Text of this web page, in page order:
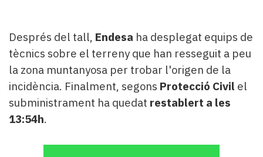
Després del tall, Endesa ha desplegat equips de
tècnics sobre el terreny que han resseguit a peu
la zona muntanyosa per trobar l'origen de la
incidència. Finalment, segons Protecció Civil el
subministrament ha quedat restablert a les
13:54h.